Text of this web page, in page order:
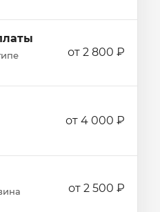
от 2 800 ₽
от 4 000 ₽
от 2 500 ₽